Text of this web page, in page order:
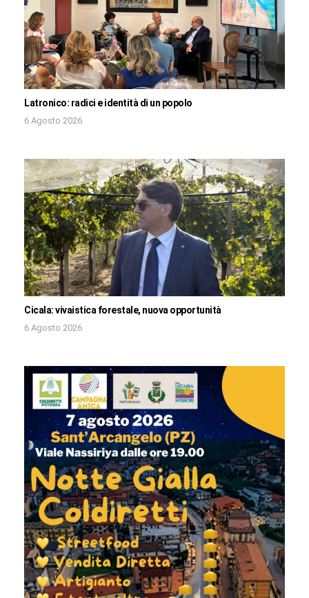
Latronico: radici e identità di un popolo
6 Agosto 2026
Cicala: vivaistica forestale, nuova opportunità
6 Agosto 2026